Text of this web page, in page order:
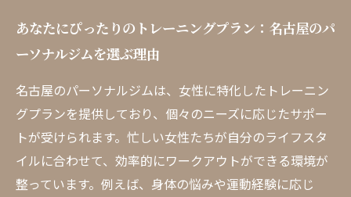
あなたにぴったりのトレーニングプラン：名古屋のパ
ーソナルジムを選ぶ理由
名古屋のパーソナルジムは、女性に特化したトレーニン
グプランを提供しており、個々のニーズに応じたサポー
トが受けられます。忙しい女性たちが自分のライフスタ
イルに合わせて、効率的にワークアウトができる環境が
整っています。例えば、身体の悩みや運動経験に応じ